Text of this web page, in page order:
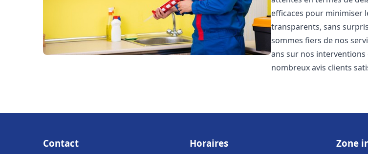
efficaces pour minimiser
transparents, sans
sommes fiers de nos
ans sur nos
nombreux avis clients
Contact Horaires Zone